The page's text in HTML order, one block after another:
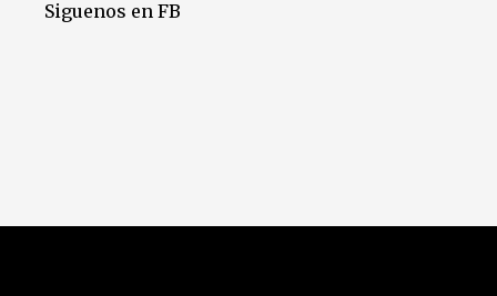
Siguenos en FB